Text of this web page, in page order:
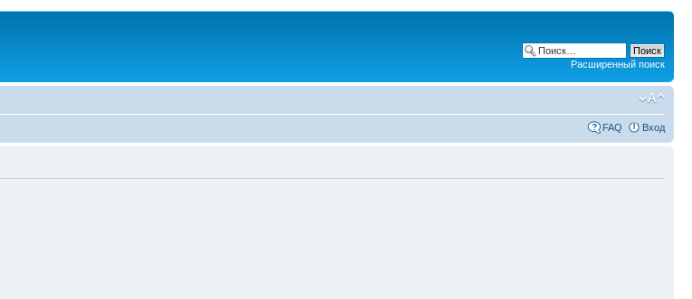
Расширенный поиск
FAQ Вход